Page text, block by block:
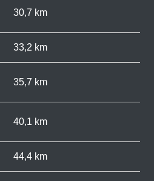
30,7 km
33,2 km
35,7 km
40,1 km
44,4 km